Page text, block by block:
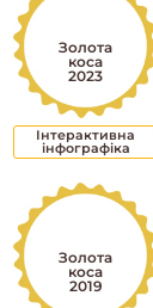
Золота
коса
2023
Інтерактивна
інфографіка
Золота
коса
2019